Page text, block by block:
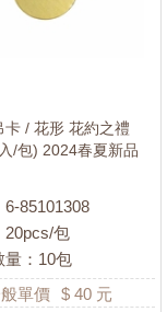
卡 / 花形 花約之禮
/包) 2024春夏新品
6-85101308
20pcs/包
量：10包
單價 $ 40 元